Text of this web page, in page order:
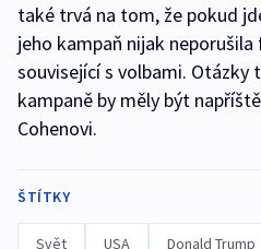
také trvá na tom, že pokud
jeho kampaň nijak
související s volbami. Otázky
kampaně by měly být
Cohenovi.
ŠTÍTKY
Svět USA Donald Trump